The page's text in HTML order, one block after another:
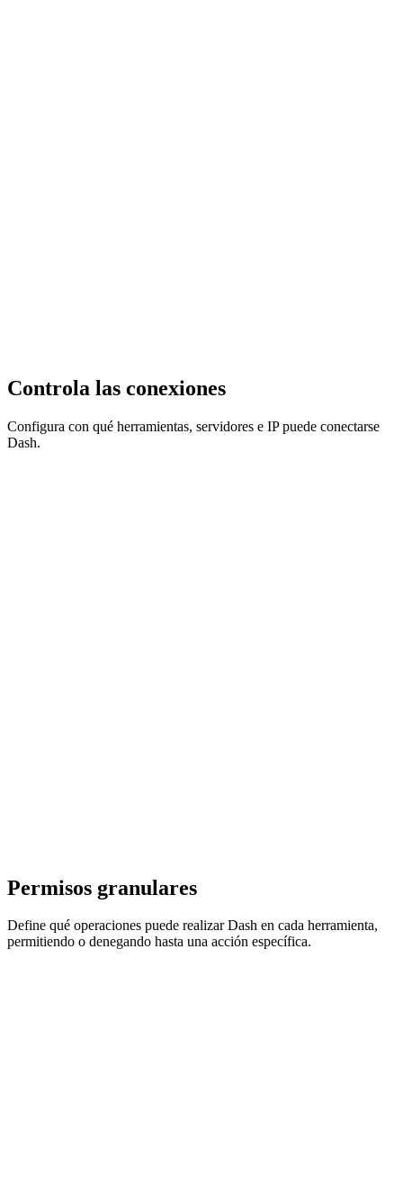
Controla las conexiones
Configura con qué herramientas, servidores e IP puede conectarse
Dash.
Permisos granulares
Define qué operaciones puede realizar Dash en cada herramienta,
permitiendo o denegando hasta una acción específica.